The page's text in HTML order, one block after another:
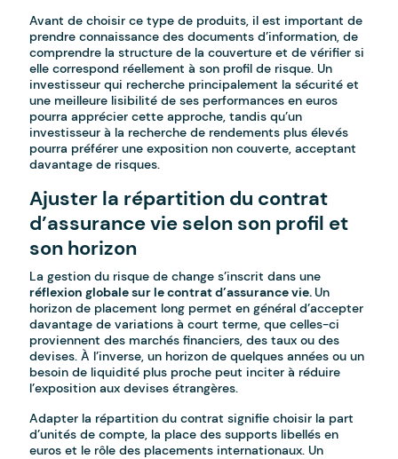
Avant de choisir ce type de produits, il est important de
prendre connaissance des documents d’information, de
comprendre la structure de la couverture et de vérifier si
elle correspond réellement à son profil de risque. Un
investisseur qui recherche principalement la sécurité et
une meilleure lisibilité de ses performances en euros
pourra apprécier cette approche, tandis qu’un
investisseur à la recherche de rendements plus élevés
pourra préférer une exposition non couverte, acceptant
davantage de risques.
Ajuster la répartition du contrat
d’assurance vie selon son profil et
son horizon
La gestion du risque de change s’inscrit dans une
réflexion globale sur le contrat d’assurance vie. Un
horizon de placement long permet en général d’accepter
davantage de variations à court terme, que celles-ci
proviennent des marchés financiers, des taux ou des
devises. À l’inverse, un horizon de quelques années ou un
besoin de liquidité plus proche peut inciter à réduire
l’exposition aux devises étrangères.
Adapter la répartition du contrat signifie choisir la part
d’unités de compte, la place des supports libellés en
euros et le rôle des placements internationaux. Un